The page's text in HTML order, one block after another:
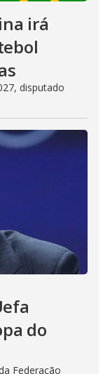
irá
disputado
do
Federação